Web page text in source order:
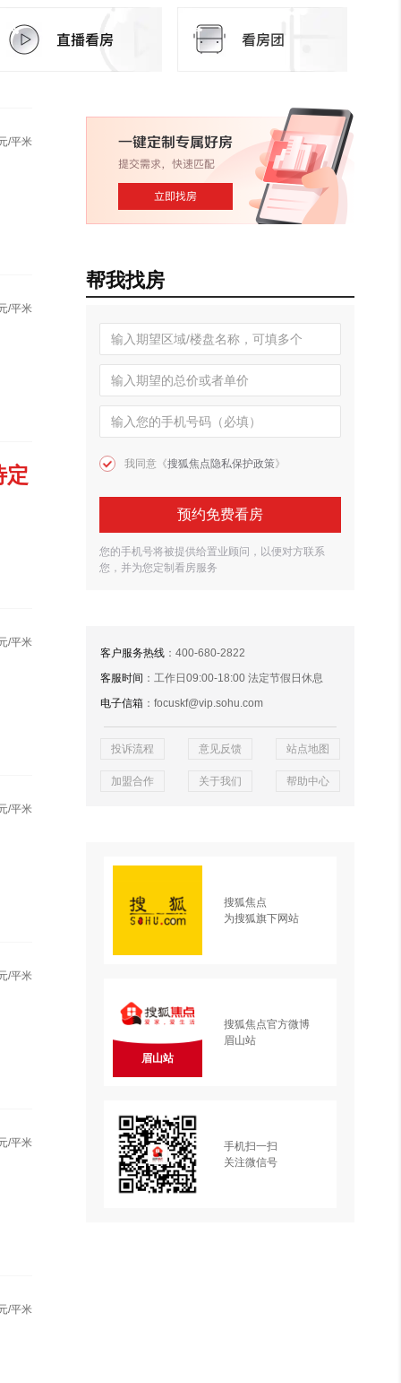
/平米
/平米
定
/平米
/平米
/平米
/平米
/平米
帮我找房
我同意《搜狐焦点隐私保护政策》
预约免费看房
您的手机号将被提供给置业顾问，以便对方联系
您，并为您定制看房服务
客户服务热线 ：400-680-2822
客服时间 ：工作日09:00-18:00 法定节假日休息
电子信箱 ：focuskf@vip.sohu.com
投诉流程 意见反馈 站点地图
加盟合作 关于我们 帮助中心
搜狐焦点
为搜狐旗下网站
眉山站
搜狐焦点官方微博
眉山站
手机扫一扫
关注微信号